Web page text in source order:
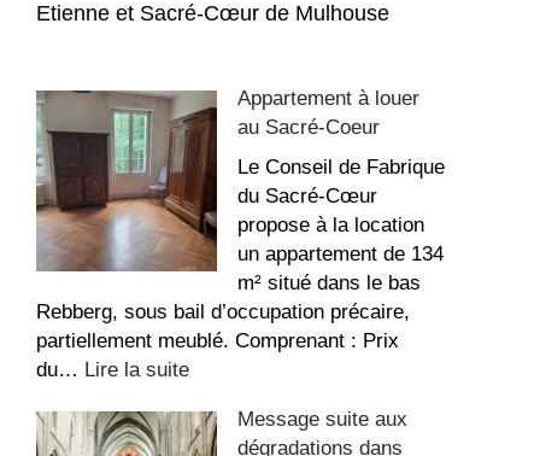
Etienne et Sacré-Cœur de Mulhouse
Appartement à louer
au Sacré-Coeur
Le Conseil de Fabrique
du Sacré-Cœur
propose à la location
un appartement de 134
m² situé dans le bas
Rebberg, sous bail d’occupation précaire,
partiellement meublé. Comprenant : Prix
du… Lire la suite:
à
Message suite aux
dégradations dans